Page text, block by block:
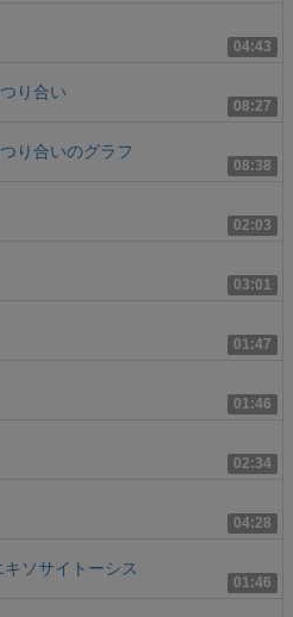
04:43
08:27
り合い
08:38
り合いのグラフ
02:03
03:01
01:47
01:46
02:34
04:28
01:46
ソサイトーシス